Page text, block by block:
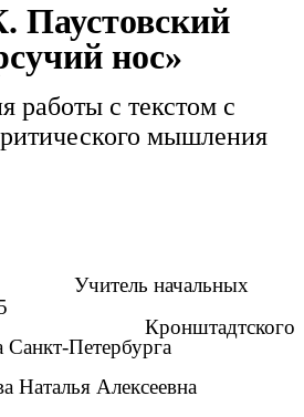
Паустовский
нос»
работы с текстом с
мышления
Учитель начальных
Санкт-Петербурга
Наталья Алексеевна